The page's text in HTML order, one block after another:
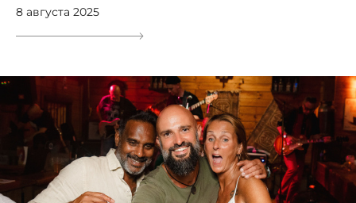
8 августа 2025